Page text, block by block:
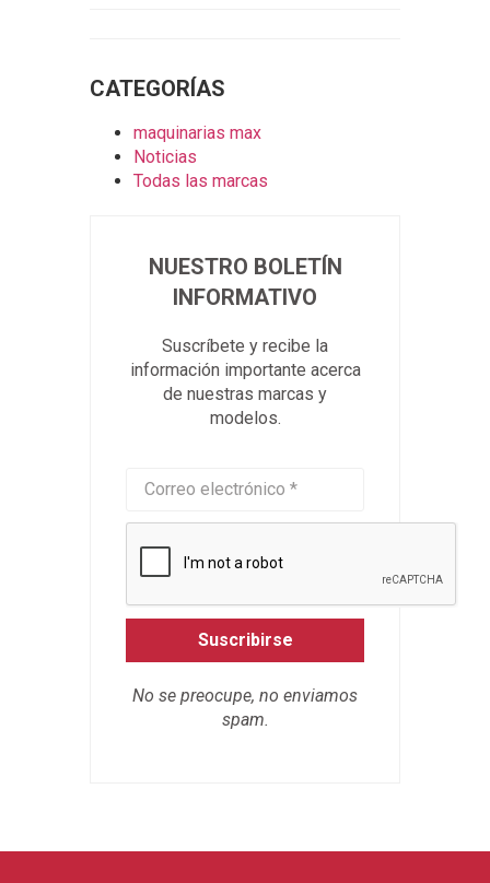
CATEGORÍAS
maquinarias max
Noticias
Todas las marcas
NUESTRO BOLETÍN
INFORMATIVO
Suscríbete y recibe la
información importante acerca
de nuestras marcas y
modelos.
Suscribirse
No se preocupe, no enviamos
spam.